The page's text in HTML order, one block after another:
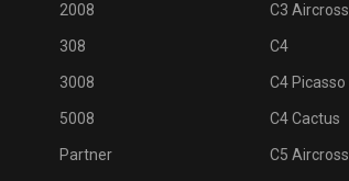
2008
308
3008
5008
Partner
C3 Aircross
C4
C4 Picasso
C4 Cactus
C5 Aircross